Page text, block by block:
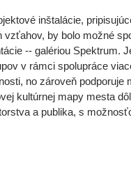
inštalácie,
by bolo možné
-- galériou Spektrum.
v rámci spolupráce
no zároveň
kultúrnej mapy mesta
a publika, s